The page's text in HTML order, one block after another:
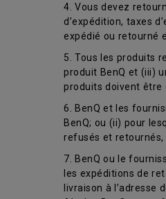
4. Vous devez
d’expédition, taxes
expédié ou retourné
5. Tous les produits
produit BenQ et (iii)
produits doivent être
6. BenQ et les
BenQ; ou (ii) pour
refusés et retournés,
7. BenQ ou le
les expéditions de
livraison à